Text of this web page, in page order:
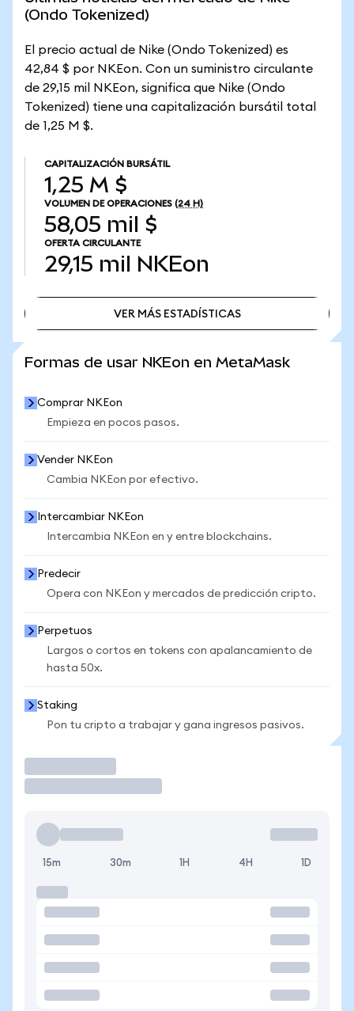
(Ondo Tokenized)
El precio actual de Nike (Ondo Tokenized) es
42,84 $ por NKEon. Con un suministro circulante
de 29,15 mil NKEon, significa que Nike (Ondo
Tokenized) tiene una capitalización bursátil total
de 1,25 M $.
CAPITALIZACIÓN BURSÁTIL
1,25 M $
VOLUMEN DE OPERACIONES (24 H)
58,05 mil $
OFERTA CIRCULANTE
29,15 mil NKEon
VER MÁS ESTADÍSTICAS
Formas de usar NKEon en MetaMask
Comprar NKEon
Empieza en pocos pasos.
Vender NKEon
Cambia NKEon por efectivo.
Intercambiar NKEon
Intercambia NKEon en y entre blockchains.
Predecir
Opera con NKEon y mercados de predicción cripto.
Perpetuos
Largos o cortos en tokens con apalancamiento de
hasta 50x.
Staking
Pon tu cripto a trabajar y gana ingresos pasivos.
15m 30m 1H 4H 1D